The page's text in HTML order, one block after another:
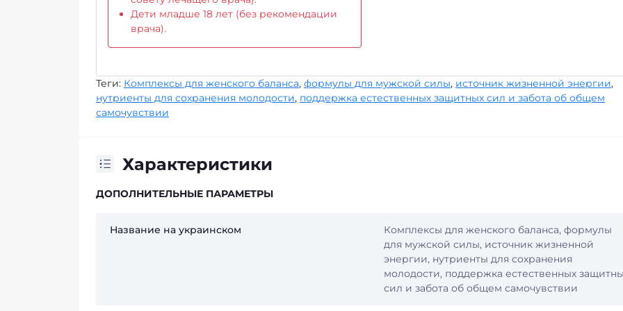
Дети младше 18 лет (без рекомендации
врача).
Теги: Комплексы для женского баланса, формулы для мужской силы, источник жизненной энергии,
нутриенты для сохранения молодости, поддержка естественных защитных сил и забота об общем
самочувствии
Характеристики
ДОПОЛНИТЕЛЬНЫЕ ПАРАМЕТРЫ
Название на украинском
Комплексы для женского баланса, формулы
для мужской силы, источник жизненной
энергии, нутриенты для сохранения
молодости, поддержка естественных
сил и забота об общем самочувствии